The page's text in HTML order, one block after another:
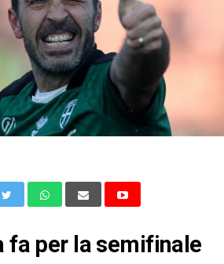
fa per la semifinale